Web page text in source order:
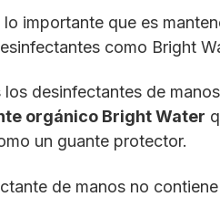
lo importante que es
como Bright
los desinfectantes de
orgánico Bright Water
un guante protector.
de manos no